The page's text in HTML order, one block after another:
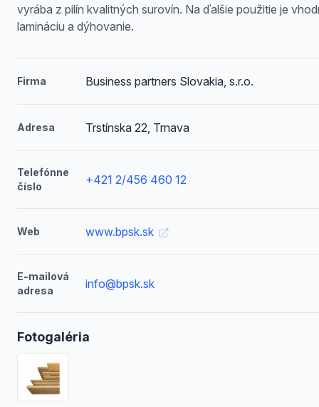
vyrába z pilín kvalitných surovín. Na ďalšie použitie je
lamináciu a dýhovanie.
Firma Business partners Slovakia, s.r.o.
Adresa Trstínska 22, Trnava
Telefónne
číslo
+421 2/456 460 12
Web www.bpsk.sk
E-mailová
adresa
info@bpsk.sk
Fotogaléria